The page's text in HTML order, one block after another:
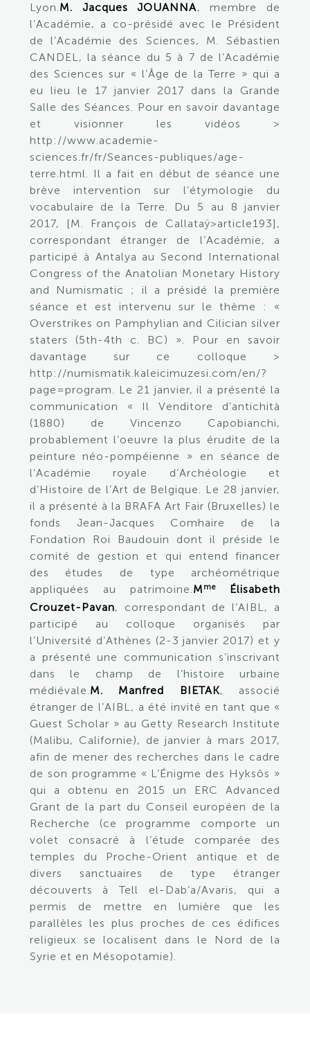
Lyon.M. Jacques JOUANNA, membre de
l’Académie, a co-présidé avec le Président
de l’Académie des Sciences, M. Sébastien
CANDEL, la séance du 5 à 7 de l’Académie
des Sciences sur « l’Âge de la Terre » qui a
eu lieu le 17 janvier 2017 dans la Grande
Salle des Séances. Pour en savoir davantage
et visionner les vidéos >
http://www.academie-
sciences.fr/fr/Seances-publiques/age-
terre.html. Il a fait en début de séance une
brève intervention sur l’étymologie du
vocabulaire de la Terre. Du 5 au 8 janvier
2017, [M. François de Callataÿ>article193],
correspondant étranger de l’Académie, a
participé à Antalya au Second International
Congress of the Anatolian Monetary History
and Numismatic ; il a présidé la première
séance et est intervenu sur le thème : «
Overstrikes on Pamphylian and Cilician silver
staters (5th-4th c. BC) ». Pour en savoir
davantage sur ce colloque >
http://numismatik.kaleicimuzesi.com/en/?
page=program. Le 21 janvier, il a présenté la
communication « Il Venditore d’antichità
(1880) de Vincenzo Capobianchi,
probablement l’oeuvre la plus érudite de la
peinture néo-pompéienne » en séance de
l’Académie royale d’Archéologie et
d’Histoire de l’Art de Belgique. Le 28 janvier,
il a présenté à la BRAFA Art Fair (Bruxelles) le
fonds Jean-Jacques Comhaire de la
Fondation Roi Baudouin dont il préside le
comité de gestion et qui entend financer
des études de type archéométrique
appliquées au patrimoine.M me
Élisabeth
Crouzet-Pavan, correspondant de l’AIBL, a
participé au colloque organisés par
l’Université d’Athènes (2-3 janvier 2017) et y
a présenté une communication s’inscrivant
dans le champ de l’histoire urbaine
médiévale.M. Manfred BIETAK, associé
étranger de l’AIBL, a été invité en tant que «
Guest Scholar » au Getty Research Institute
(Malibu, Californie), de janvier à mars 2017,
afin de mener des recherches dans le cadre
de son programme « L’Énigme des Hyksôs »
qui a obtenu en 2015 un ERC Advanced
Grant de la part du Conseil européen de la
Recherche (ce programme comporte un
volet consacré à l’étude comparée des
temples du Proche-Orient antique et de
divers sanctuaires de type étranger
découverts à Tell el-Dab‘a/Avaris, qui a
permis de mettre en lumière que les
parallèles les plus proches de ces édifices
religieux se localisent dans le Nord de la
Syrie et en Mésopotamie).